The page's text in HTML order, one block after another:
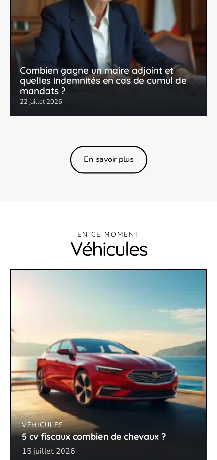
Combien gagne un maire adjoint et
quelles indemnités en cas de cumul de
mandats ?
22 juillet 2026
En savoir plus
EN CE MOMENT
Véhicules
VÉHICULES
5 cv fiscaux combien de chevaux ?
15 juillet 2026